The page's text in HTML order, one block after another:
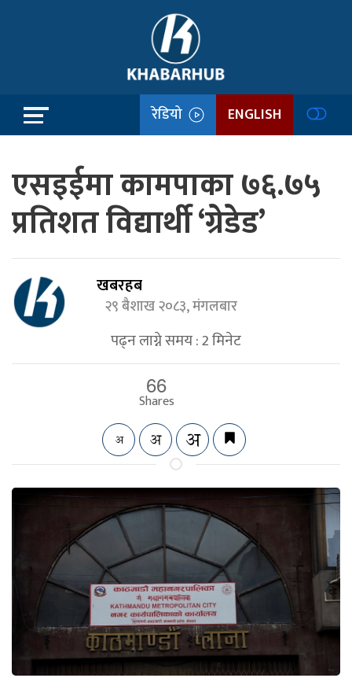
रेडियो ENGLISH
एसइईमा कामपाका ७६.७५
प्रतिशत विद्यार्थी ‘ग्रेडेड’
खबरहब
२९ बैशाख २०८३, मंगलबार
पढ्न लाग्ने समय :2मिनेट
66
Shares